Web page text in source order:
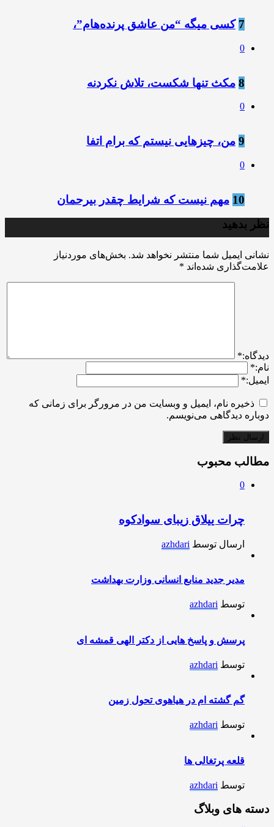
7 کسی میگه “من عاشق پرنده‌هام”،
0
8 مکث تنها شکست، تلاش نکردنه
0
9 من، چیزهایی نیستم که برام اتفا
0
10 مهم نیست که شرایط چقدر بیرحمان
نظر بدهید
نشانی ایمیل شما منتشر نخواهد شد. بخش‌های موردنیاز
علامت‌گذاری شده‌اند *
ديدگاه:*
نام:*
ایمیل:*
ذخیره نام، ایمیل و وبسایت من در مرورگر برای زمانی که
دوباره دیدگاهی می‌نویسم.
مطالب محبوب
0
چرات ییلاق زیبای سوادکوه
ارسال توسط azhdari
مدیر جدید منابع انسانی وزارت بهداشت
توسط azhdari
پرسش و پاسخ هایی از دکتر الهی قمشه ای
توسط azhdari
گم گشته ام در هیاهوی تحول زمین
توسط azhdari
قلعه پرتغالی ها
توسط azhdari
دسته های وبلاگ